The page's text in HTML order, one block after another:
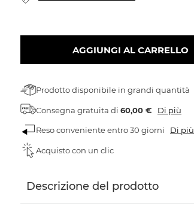
AGGIUNGI AL CARRELLO
Prodotto disponibile in grandi quantità
Consegna gratuita di60,00 € Di più
Reso conveniente entro 30 giorni Di più
Acquisto con un clic
Descrizione del prodotto